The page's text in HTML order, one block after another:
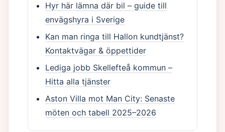
Hyr här lämna där bil – guide till
envägshyra i Sverige
Kan man ringa till Hallon kundtjänst?
Kontaktvägar & öppettider
Lediga jobb Skellefteå kommun –
Hitta alla tjänster
Aston Villa mot Man City: Senaste
möten och tabell 2025–2026